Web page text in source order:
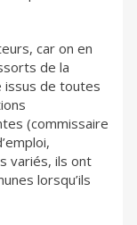
car on en
de la
de toutes
(commissaire
variés, ils ont
lorsqu’ils